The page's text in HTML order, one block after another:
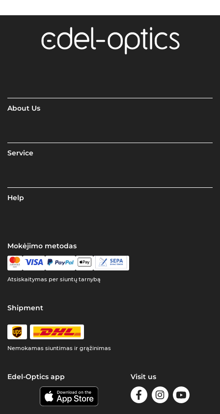
About Us
Service
Help
Mokėjimo metodas
Atsiskaitymas per siuntų tarnybą
Shipment
Nemokamas siuntimas ir grąžinimas
Edel-Optics app Visit us